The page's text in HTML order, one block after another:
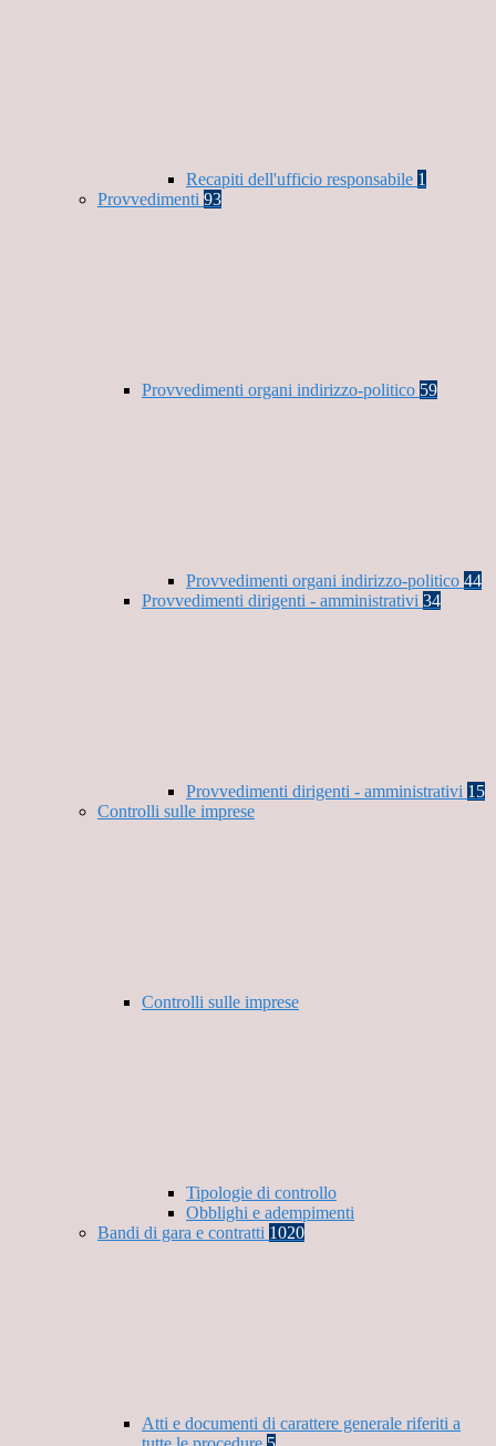
Recapiti dell'ufficio responsabile 1
Provvedimenti 93
Provvedimenti organi indirizzo-politico 59
Provvedimenti organi indirizzo-politico 44
Provvedimenti dirigenti - amministrativi 34
Provvedimenti dirigenti - amministrativi 15
Controlli sulle imprese
Controlli sulle imprese
Tipologie di controllo
Obblighi e adempimenti
Bandi di gara e contratti 1020
Atti e documenti di carattere generale riferiti a